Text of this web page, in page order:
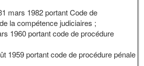
mars 1982 portant Code de
la compétence judiciaires ;
1960 portant code de procédure
1959 portant code de procédure pénale